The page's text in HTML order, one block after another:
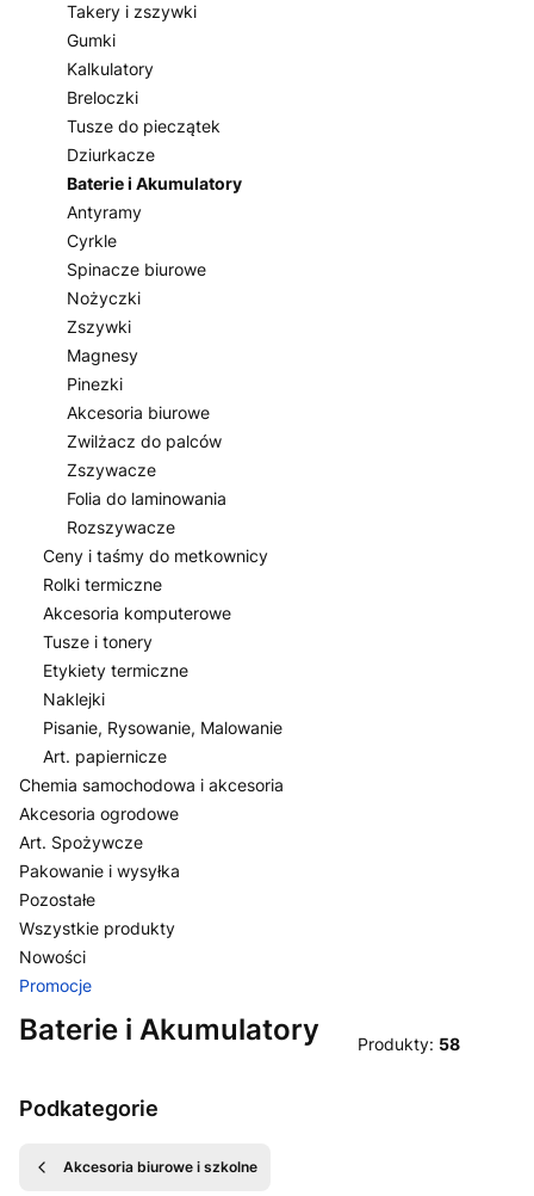
Takery i zszywki
Gumki
Kalkulatory
Breloczki
Tusze do pieczątek
Dziurkacze
Baterie i Akumulatory
Antyramy
Cyrkle
Spinacze biurowe
Nożyczki
Zszywki
Magnesy
Pinezki
Akcesoria biurowe
Zwilżacz do palców
Zszywacze
Folia do laminowania
Rozszywacze
Ceny i taśmy do metkownicy
Rolki termiczne
Akcesoria komputerowe
Tusze i tonery
Etykiety termiczne
Naklejki
Pisanie, Rysowanie, Malowanie
Art. papiernicze
Chemia samochodowa i akcesoria
Akcesoria ogrodowe
Art. Spożywcze
Pakowanie i wysyłka
Pozostałe
Wszystkie produkty
Nowości
Promocje
Koniec menu
Baterie i Akumulatory Produkty: 58
Podkategorie
Akcesoria biurowe i szkolne